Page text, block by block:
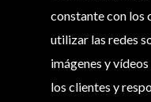
constante con los
utilizar las redes
imágenes y
los clientes y